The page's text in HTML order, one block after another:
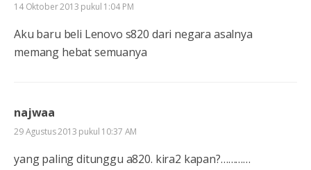
14 Oktober 2013 pukul 1:04 PM
Aku baru beli Lenovo s820 dari negara asalnya
memang hebat semuanya
najwaa
29 Agustus 2013 pukul 10:37 AM
yang paling ditunggu a820. kira2 kapan?…………